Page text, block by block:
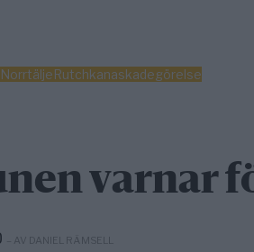
NorrtäljeRutchkanaskadegörelse
varnar
– AV DANIEL RÄMSELL